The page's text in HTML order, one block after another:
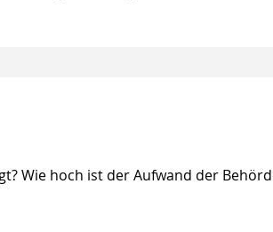
Wie hoch ist der Aufwand der